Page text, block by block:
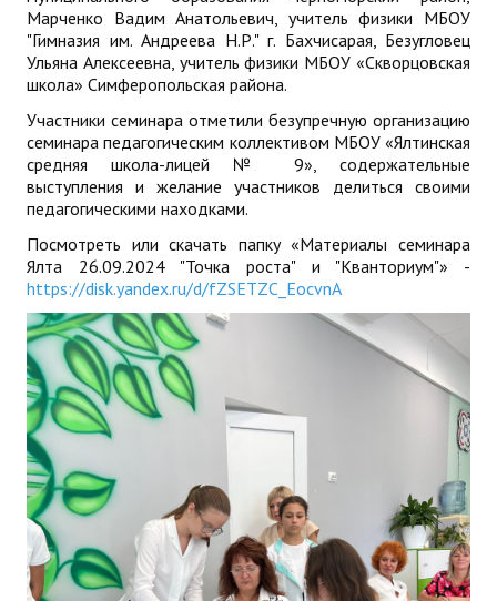
Марченко Вадим Анатольевич, учитель физики МБОУ
"Гимназия им. Андреева Н.Р." г. Бахчисарая, Безугловец
Ульяна Алексеевна, учитель физики МБОУ «Скворцовская
школа» Симферопольская района.
Участники семинара отметили безупречную организацию
семинара педагогическим коллективом МБОУ «Ялтинская
средняя школа-лицей № 9», содержательные
выступления и желание участников делиться своими
педагогическими находками.
Посмотреть или скачать папку «Материалы семинара
Ялта 26.09.2024 "Точка роста" и "Кванториум"» -
https://disk.yandex.ru/d/fZSETZC_EocvnA